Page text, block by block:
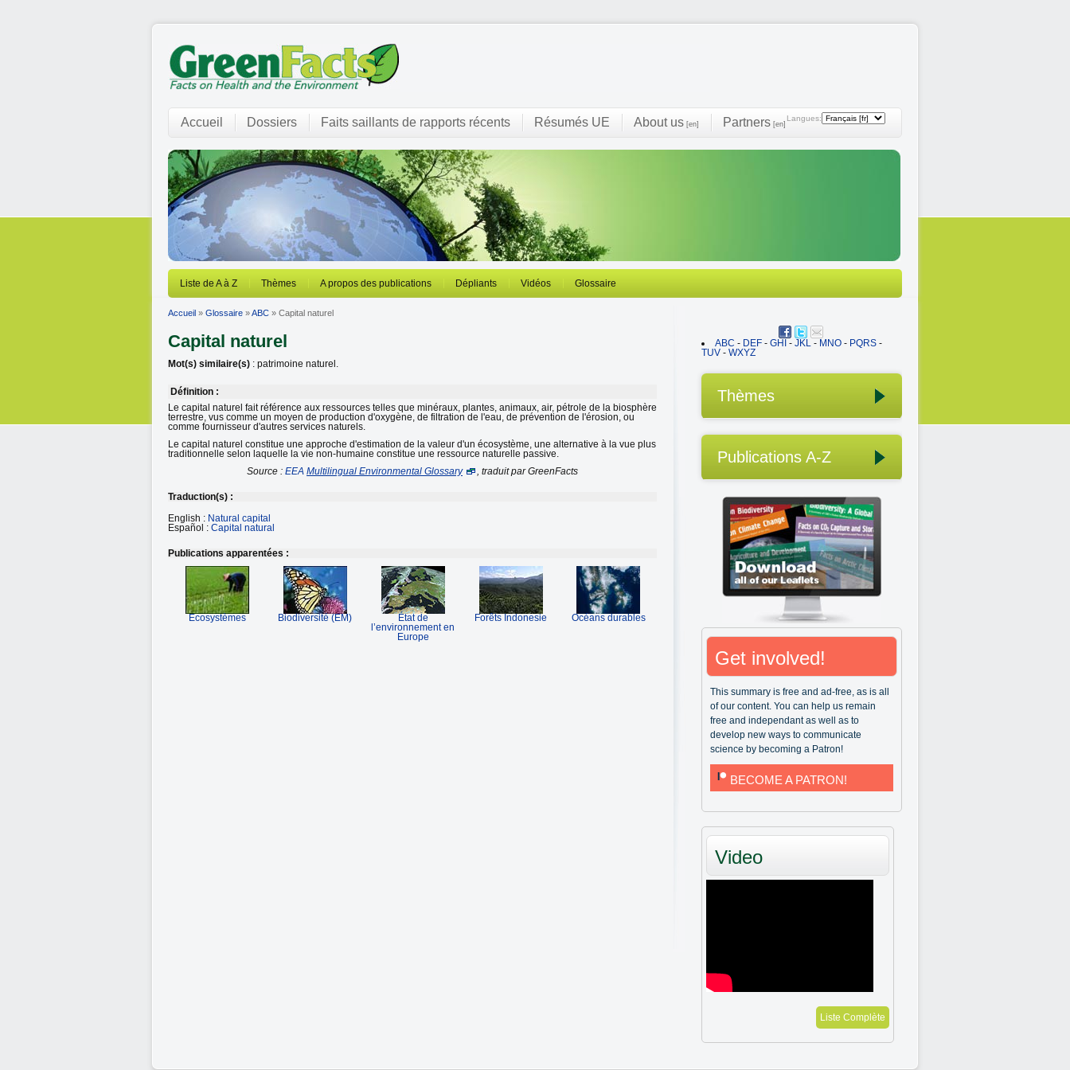
Langues:
Accueil Dossiers Faits saillants de rapports récents Résumés UE About us [en] Partners [en]
Liste de A à Z Thèmes A propos des publications Dépliants Vidéos Glossaire
Accueil » Glossaire »ABC » Capital naturel
Capital naturel
Mot(s) similaire(s) : patrimoine naturel.
Définition :
Le capital naturel fait référence aux ressources telles que minéraux, plantes, animaux, air, pétrole de la biosphère
terrestre, vus comme un moyen de production d'oxygène, de filtration de l'eau, de prévention de l'érosion, ou
comme fournisseur d'autres services naturels.
Le capital naturel constitue une approche d'estimation de la valeur d'un écosystème, une alternative à la vue plus
traditionnelle selon laquelle la vie non-humaine constitue une ressource naturelle passive.
Source : EEA Multilingual Environmental Glossary , traduit par GreenFacts
Traduction(s) :
English : Natural capital
Español : Capital natural
Publications apparentées :
Ecosystèmes Biodiversité (EM)
État de
l’environnement en
Europe
Forêts Indonesie Océans durables
ABC - DEF - GHI - JKL - MNO - PQRS -
TUV - WXYZ
Thèmes
Publications A-Z
Get involved!
This summary is free and ad-free, as is all
of our content. You can help us remain
free and independant as well as to
develop new ways to communicate
science by becoming a Patron!
BECOME A PATRON!
Video
Liste Complète